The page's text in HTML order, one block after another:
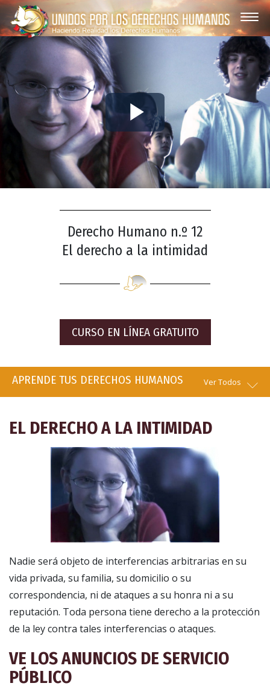
Play
Video
Derecho Humano n.º 12
El derecho a la intimidad
CURSO EN LÍNEA GRATUITO
APRENDE TUS DERECHOS HUMANOS Ver Todos
EL DERECHO A LA INTIMIDAD
Nadie será objeto de interferencias arbitrarias en su
vida privada, su familia, su domicilio o su
correspondencia, ni de ataques a su honra ni a su
reputación. Toda persona tiene derecho a la protección
de la ley contra tales interferencias o ataques.
VE LOS ANUNCIOS DE SERVICIO
PÚBLICO